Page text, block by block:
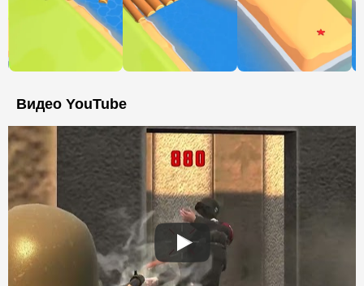
Видео YouTube